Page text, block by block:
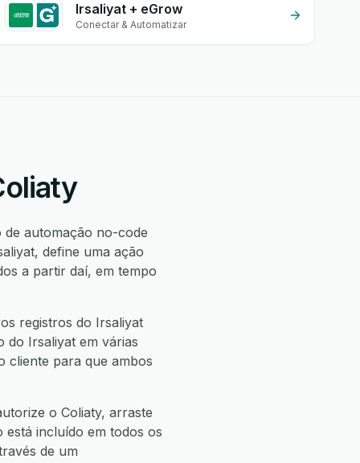
Irsaliyat + eGrow
Conectar & Automatizar
automação no-code
define uma ação
a partir daí, em tempo
registros do Irsaliyat
do Irsaliyat em várias
cliente para que ambos
o Coliaty, arraste
incluído em todos os
de um